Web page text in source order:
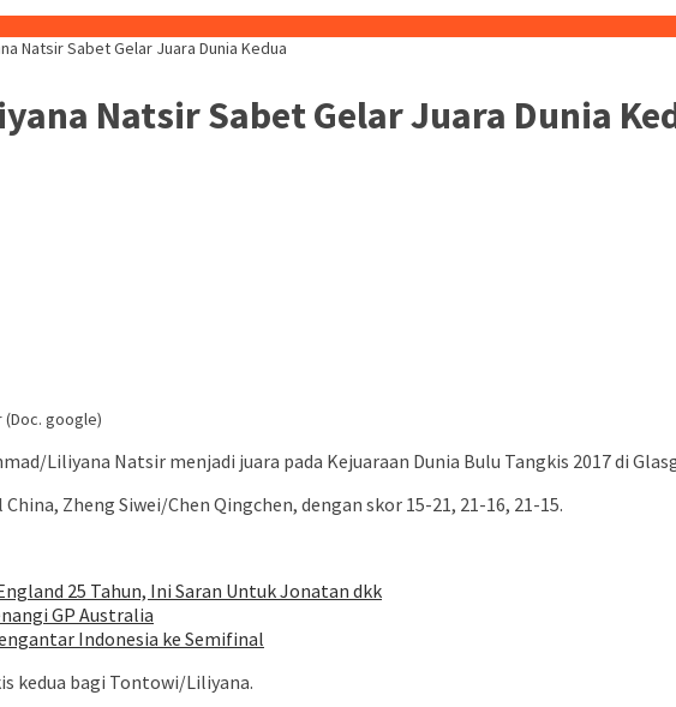
Natsir Sabet Gelar Juara Dunia Kedua
Natsir Sabet Gelar Juara Dunia
google)
Liliyana Natsir menjadi juara pada Kejuaraan Dunia Bulu Tangkis 2017 di
Zheng Siwei/Chen Qingchen, dengan skor 15-21, 21-16, 21-15.
25 Tahun, Ini Saran Untuk Jonatan dkk
GP Australia
Indonesia ke Semifinal
kedua bagi Tontowi/Liliyana.